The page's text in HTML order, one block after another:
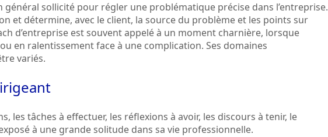
général sollicité pour régler une problématique précise dans l’entreprise.
et détermine, avec le client, la source du problème et les points sur
d’entreprise est souvent appelé à un moment charnière, lorsque
en ralentissement face à une complication. Ses domaines
variés.
les tâches à effectuer, les réflexions à avoir, les discours à tenir, le
à une grande solitude dans sa vie professionnelle.